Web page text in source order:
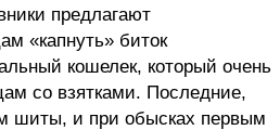
предлагают
«капнуть» биток
кошелек, который очень
со взятками. Последние,
шиты, и при обысках первым